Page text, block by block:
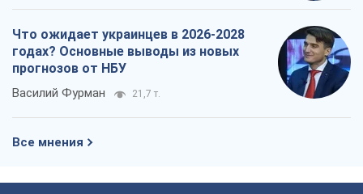
Что ожидает украинцев в 2026-2028
годах? Основные выводы из новых
прогнозов от НБУ
Василий Фурман 21,7 т.
Все мнения